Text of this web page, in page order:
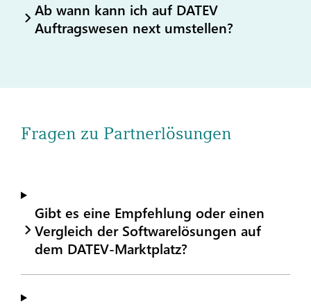
Ab wann kann ich auf DATEV
Auftragswesen next umstellen?
Fragen zu Partnerlösungen
Gibt es eine Empfehlung oder einen
Vergleich der Softwarelösungen auf
dem DATEV-Marktplatz?